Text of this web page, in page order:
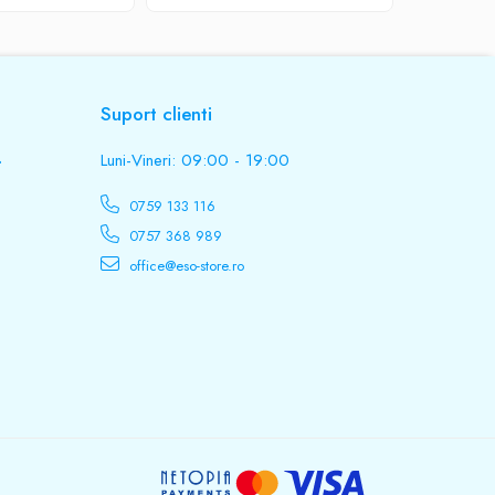
Suport clienti
Luni-Vineri: 09:00 - 19:00
0759 133 116
0757 368 989
office@eso-store.ro